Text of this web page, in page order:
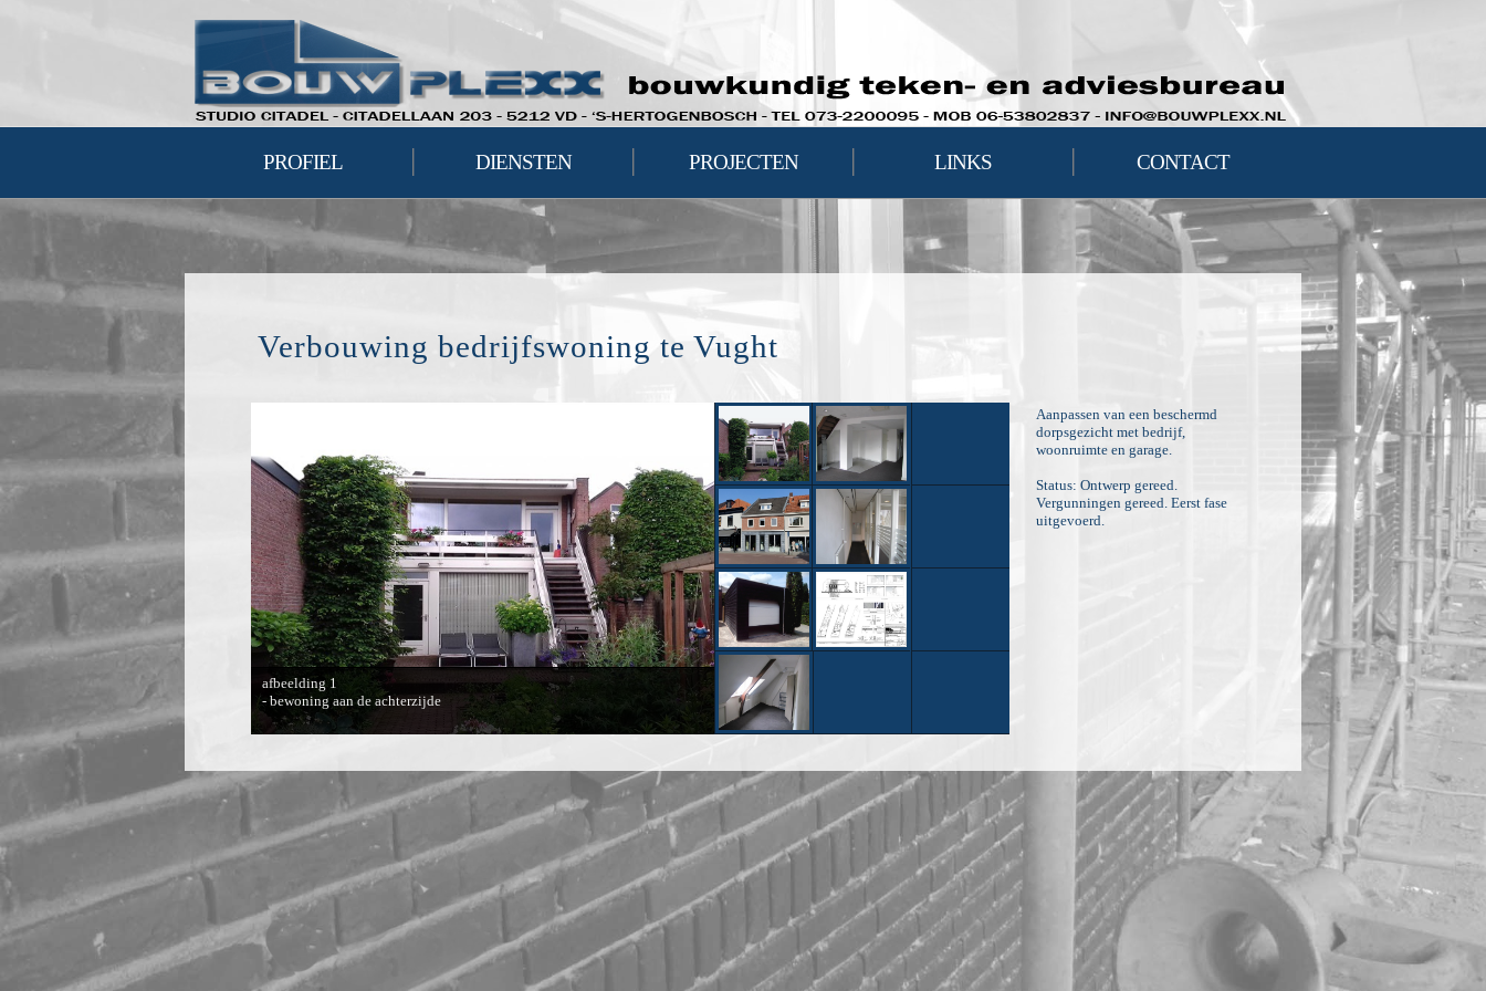
PROFIEL | DIENSTEN | PROJECTEN | LINKS | CONTACT
Verbouwing bedrijfswoning te Vught
afbeelding 1
- bewoning aan de achterzijde
Aanpassen van een beschermd
dorpsgezicht met bedrijf,
woonruimte en garage.
Status: Ontwerp gereed.
Vergunningen gereed. Eerst fase
uitgevoerd.